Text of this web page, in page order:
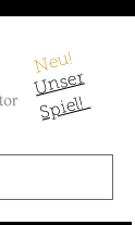
Neu!
U
ns
er
S
pi
el!